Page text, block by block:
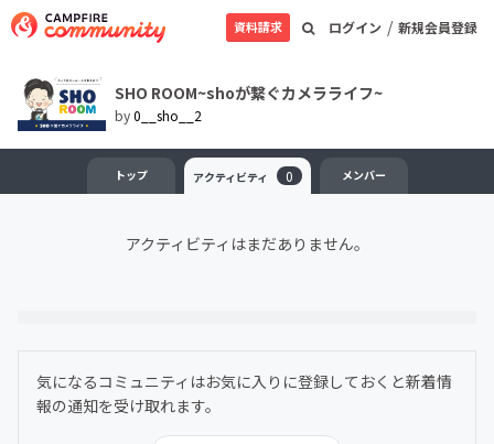
ログイン / 新規会員登録
資料請求
SHO ROOM~shoが繋ぐカメラライフ~
by0__sho__2
トップ アクティビティ 0 メンバー
アクティビティはまだありません。
気になるコミュニティはお気に入りに登録しておくと新着情
報の通知を受け取れます。